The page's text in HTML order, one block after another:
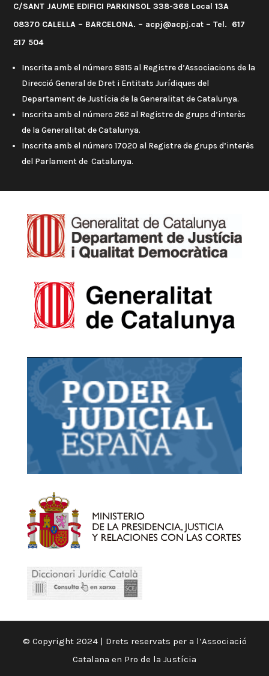
C/SANT JAUME EDIFICI PARKINSOL 338-368 Local 13A
08370 CALELLA – BARCELONA. – acpj@acpj.cat – Tel. 617
217 504
Inscrita amb el número 8915 al Registre d’Associacions de la
Direcció General de Dret i Entitats Jurídiques del
Departament de Justícia de la Generalitat de Catalunya.
Inscrita amb el número 262 al Registre de grups d’interès
de la Generalitat de Catalunya.
Inscrita amb el número 17020 al Registre de grups d’interès
del Parlament de Catalunya.
© Copyright 2024 | Drets reservats per a l’Associació
Catalana en Pro de la Justícia